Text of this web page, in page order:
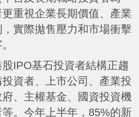
重視企業長期價值、產業
實際拋售壓力和市場衝擊
IPO基石投資者結構正趨
資者、上市公司、產業投
、主權基金、國資投資機
。今年上半年，85%的新